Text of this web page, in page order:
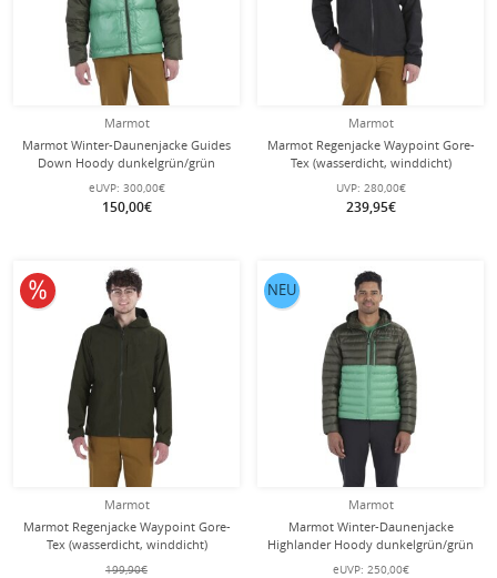
Marmot
Marmot Winter-Daunenjacke Guides
Down Hoody dunkelgrün/grün
Herren
eUVP: 300,00€
150,00€
Marmot
Marmot Regenjacke Waypoint Gore-
Tex (wasserdicht, winddicht)
schwarz Herren
UVP: 280,00€
239,95€
Marmot
Marmot Regenjacke Waypoint Gore-
Tex (wasserdicht, winddicht)
dunkelgrün Herren
199,90€
10% reduziert
Marmot
Marmot Winter-Daunenjacke
Highlander Hoody dunkelgrün/grün
Herren
eUVP: 250,00€
NEU